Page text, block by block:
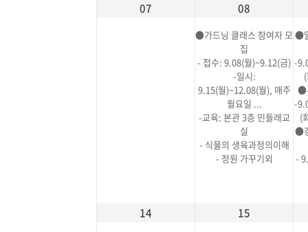
07 08
●가드닝 클래스 참여자 모
집
- 접수: 9.08(월)~9.12(금)
-일시:
9.15(월)~12.08(월), 매주
월요일 ...
-교육: 본관 3층 민들레교
실
- 식물의 생육과정의이해
- 정원 가꾸기외
●
-
●
-
(
●
-
14 15